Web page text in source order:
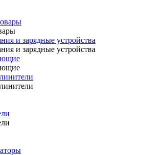
и зарядные устройства
и зарядные устройства